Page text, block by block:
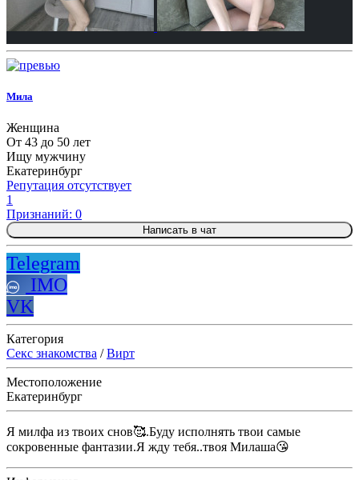
Мила
Женщина
От 43 до 50 лет
Ищу мужчину
Екатеринбург
Репутация отсутствует
1
Признаний: 0
Написать в чат
Telegram
IMO
VK
Категория
Секс знакомства /Вирт
Местоположение
Екатеринбург
Я милфа из твоих снов🥰.Буду исполнять твои самые
сокровенные фантазии.Я жду тебя..твоя Милаша😘